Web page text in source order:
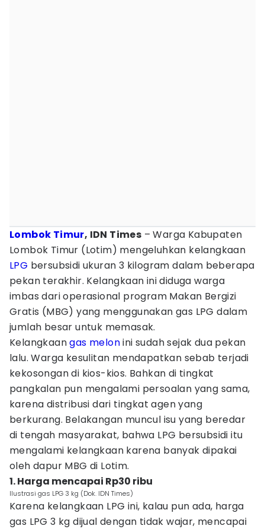
Lombok Timur, IDN Times – Warga Kabupaten
Lombok Timur (Lotim) mengeluhkan kelangkaan
LPG bersubsidi ukuran 3 kilogram dalam beberapa
pekan terakhir. Kelangkaan ini diduga warga
imbas dari operasional program Makan Bergizi
Gratis (MBG) yang menggunakan gas LPG dalam
jumlah besar untuk memasak.
Kelangkaangas melonini sudah sejak dua pekan
lalu. Warga kesulitan mendapatkan sebab terjadi
kekosongan di kios-kios. Bahkan di tingkat
pangkalan pun mengalami persoalan yang sama,
karena distribusi dari tingkat agen yang
berkurang. Belakangan muncul isu yang beredar
di tengah masyarakat, bahwa LPG bersubsidi itu
mengalami kelangkaan karena banyak dipakai
oleh dapur MBG di Lotim.
1. Harga mencapai Rp30 ribu
IIustrasi gas LPG 3 kg (Dok. IDN Times)
Karena kelangkaan LPG ini, kalau pun ada, harga
gas LPG 3 kg dijual dengan tidak wajar, mencapai